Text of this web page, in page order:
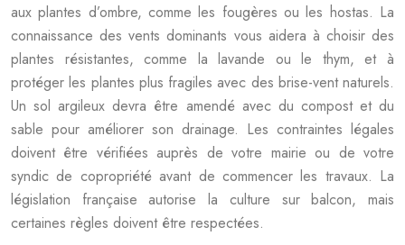
aux plantes d’ombre, comme les fougères ou les hostas. La
connaissance des vents dominants vous aidera à choisir des
plantes résistantes, comme la lavande ou le thym, et à
protéger les plantes plus fragiles avec des brise-vent naturels.
Un sol argileux devra être amendé avec du compost et du
sable pour améliorer son drainage. Les contraintes légales
doivent être vérifiées auprès de votre mairie ou de votre
syndic de copropriété avant de commencer les travaux. La
législation française autorise la culture sur balcon, mais
certaines règles doivent être respectées.